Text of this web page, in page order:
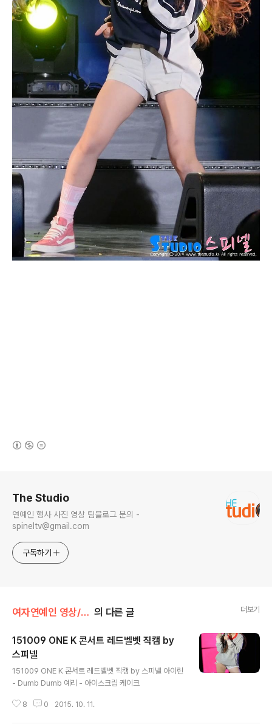
The Studio
연예인 행사 사진 영상 팀블로그 문의 -
spineltv@gmail.com
구독하기
여자연예인 영상/레드벨벳 의 다른 글 더보기
151009 ONE K 콘서트 레드벨벳 직캠 by
스피넬
151009 ONE K 콘서트 레드벨벳 직캠 by 스피넬 아이린
- Dumb Dumb 예리 - 아이스크림 케이크
8 0 2015. 10. 11.